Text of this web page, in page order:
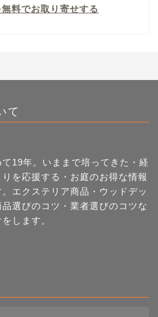
料でお取り寄せする
て
19年。いままで培ってきた・経
を応援する・お庭のお得な情報
エクステリア商品・ウッドデッ
選びのコツ・業者選びのコツな
します。